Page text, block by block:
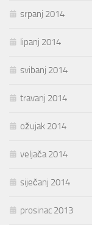
srpanj 2014
lipanj 2014
svibanj 2014
travanj 2014
ožujak 2014
veljača 2014
siječanj 2014
prosinac 2013